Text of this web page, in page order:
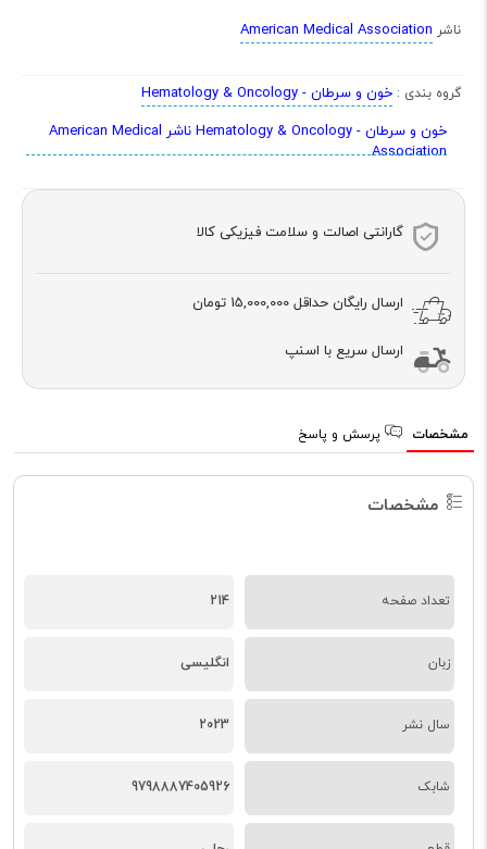
ناشر American Medical Association
گروه بندی : خون و سرطان - Hematology & Oncology
خون و سرطان - Hematology & Oncology ناشر American Medical
Association
گارانتی اصالت و سلامت فیزیکی کالا
ارسال رایگان حداقل 15,000,000 تومان
ارسال سریع با اسنپ
مشخصات پرسش و پاسخ
مشخصات
تعداد صفحه 214
زبان انگلیسی
سال نشر 2023
شابک 9798887405926